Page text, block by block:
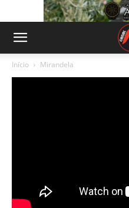
Início Mirandela